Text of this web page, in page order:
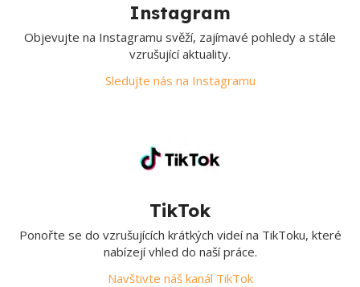
Instagram
Objevujte na Instagramu svěží, zajímavé pohledy a stále
vzrušující aktuality.
Sledujte nás na Instagramu
TikTok
Ponořte se do vzrušujících krátkých videí na TikToku, které
nabízejí vhled do naší práce.
Navštivte náš kanál TikTok